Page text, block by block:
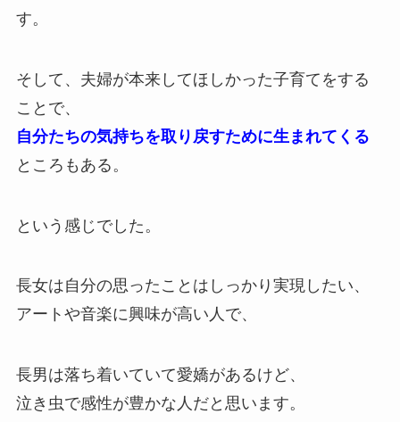
す。
そして、夫婦が本来してほしかった子育てをする
ことで、
自分たちの気持ちを取り戻すために生まれてくる
ところもある。
という感じでした。
長女は自分の思ったことはしっかり実現したい、
アートや音楽に興味が高い人で、
長男は落ち着いていて愛嬌があるけど、
泣き虫で感性が豊かな人だと思います。